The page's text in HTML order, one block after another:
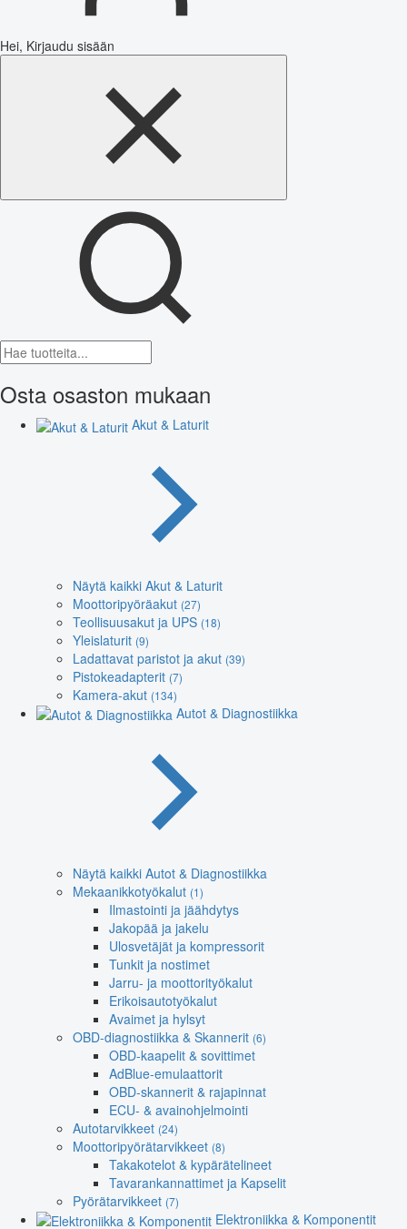
Hei, Kirjaudu sisään
Osta osaston mukaan
Akut & Laturit
Näytä kaikki Akut & Laturit
Moottoripyöräakut (27)
Teollisuusakut ja UPS (18)
Yleislaturit (9)
Ladattavat paristot ja akut (39)
Pistokeadapterit (7)
Kamera-akut (134)
Autot & Diagnostiikka
Näytä kaikki Autot & Diagnostiikka
Mekaanikkotyökalut (1)
Ilmastointi ja jäähdytys
Jakopää ja jakelu
Ulosvetäjät ja kompressorit
Tunkit ja nostimet
Jarru- ja moottorityökalut
Erikoisautotyökalut
Avaimet ja hylsyt
OBD-diagnostiikka & Skannerit (6)
OBD-kaapelit & sovittimet
AdBlue-emulaattorit
OBD-skannerit & rajapinnat
ECU- & avainohjelmointi
Autotarvikkeet (24)
Moottoripyörätarvikkeet (8)
Takakotelot & kypärätelineet
Tavarankannattimet ja Kapselit
Pyörätarvikkeet (7)
Elektroniikka & Komponentit